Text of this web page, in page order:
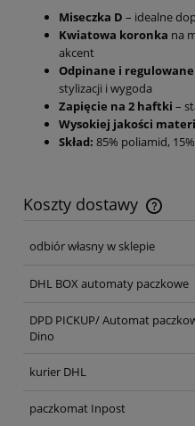
Miseczka D – idealne
Kwiatowa koronka na
akcent
Odpinane i
stylizacji i wygoda
Zapięcie na 2 haftki –
Wysokiej jakości
Skład: 85% poliamid,
Koszty dostawy
Cena nie zawiera
odbiór własny w sklepie
DHL BOX automaty paczkowe
DPD PICKUP/ Automat
Dino
kurier DHL
paczkomat Inpost